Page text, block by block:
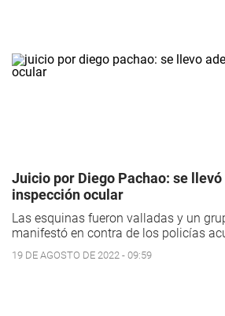
Juicio por Diego Pachao: se
inspección ocular
Las esquinas fueron valladas y un
manifestó en contra de los policías
19 DE AGOSTO DE 2022 - 09:59